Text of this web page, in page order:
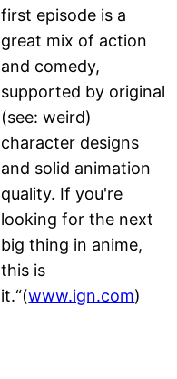
first episode is a
great mix of action
and comedy,
supported by original
(see: weird)
character designs
and solid animation
quality. If you're
looking for the next
big thing in anime,
this is
it.“(www.ign.com)